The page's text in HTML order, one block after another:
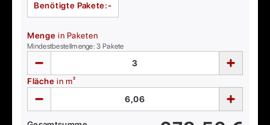
Benötigte Pakete:-
Menge in Paketen
Mindestbestellmenge:3 Pakete
Fläche in m²